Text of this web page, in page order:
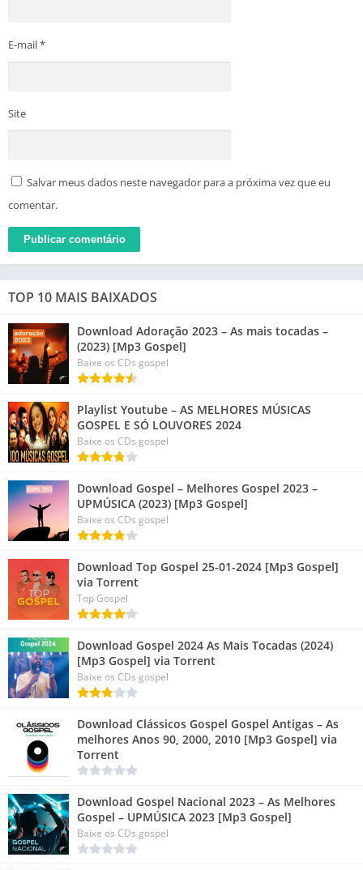
E-mail*
Site
Salvar meus dados neste navegador para a próxima vez que eu
comentar.
TOP 10 MAIS BAIXADOS
Download Adoração 2023 – As mais tocadas –
(2023) [Mp3 Gospel]
Baixe os CDs gospel
Playlist Youtube – AS MELHORES MÚSICAS
GOSPEL E SÓ LOUVORES 2024
Baixe os CDs gospel
Download Gospel – Melhores Gospel 2023 –
UPMÚSICA (2023) [Mp3 Gospel]
Baixe os CDs gospel
Download Top Gospel 25-01-2024 [Mp3 Gospel]
via Torrent
Top Gospel
Download Gospel 2024 As Mais Tocadas (2024)
[Mp3 Gospel] via Torrent
Baixe os CDs gospel
Download Clássicos Gospel Gospel Antigas – As
melhores Anos 90, 2000, 2010 [Mp3 Gospel] via
Torrent
Download Gospel Nacional 2023 – As Melhores
Gospel – UPMÚSICA 2023 [Mp3 Gospel]
Baixe os CDs gospel